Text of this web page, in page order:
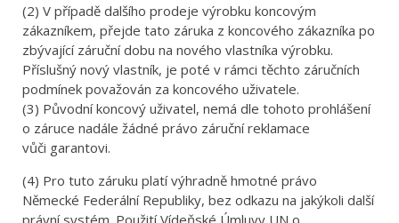
(2) V případě dalšího prodeje výrobku koncovým
zákazníkem, přejde tato záruka z koncového zákazníka po
zbývající záruční dobu na nového vlastníka výrobku.
Příslušný nový vlastník, je poté v rámci těchto záručních
podmínek považován za koncového uživatele.
(3) Původní koncový uživatel, nemá dle tohoto prohlášení
o záruce nadále žádné právo záruční reklamace
vůči garantovi.
(4) Pro tuto záruku platí výhradně hmotné právo
Německé Federální Republiky, bez odkazu na jakýkoli další
právní systém. Použití Vídeňské Úmluvy UN o